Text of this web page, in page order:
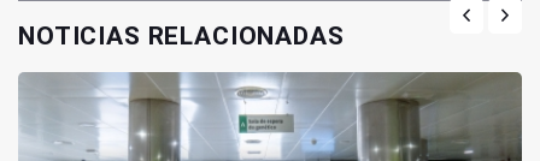
NOTICIAS RELACIONADAS